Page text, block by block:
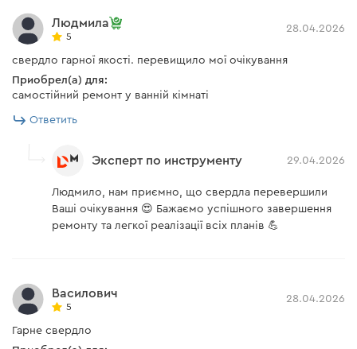
Людмила
5
28.04.2026
свердло гарної якості. перевищило мої очікування
Приобрел(а) для:
самостійний ремонт у ванній кімнаті
Ответить
Эксперт по инструменту 29.04.2026
Людмило, нам приємно, що свердла перевершили
Ваші очікування 😍 Бажаємо успішного завершення
ремонту та легкої реалізації всіх планів 💪
Василович
5
28.04.2026
Гарне свердло